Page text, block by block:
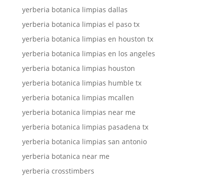
yerberia botanica limpias dallas
yerberia botanica limpias el paso tx
yerberia botanica limpias en houston tx
yerberia botanica limpias en los angeles
yerberia botanica limpias houston
yerberia botanica limpias humble tx
yerberia botanica limpias mcallen
yerberia botanica limpias near me
yerberia botanica limpias pasadena tx
yerberia botanica limpias san antonio
yerberia botanica near me
yerberia crosstimbers